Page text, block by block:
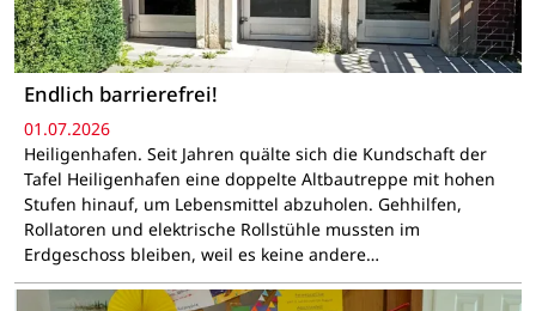
Endlich barrierefrei!
01.07.2026
Heiligenhafen. Seit Jahren quälte sich die Kundschaft der
Tafel Heiligenhafen eine doppelte Altbautreppe mit hohen
Stufen hinauf, um Lebensmittel abzuholen. Gehhilfen,
Rollatoren und elektrische Rollstühle mussten im
Erdgeschoss bleiben, weil es keine andere…